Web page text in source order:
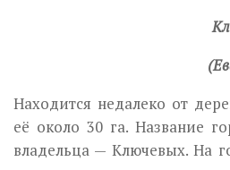
Находится недалеко от
её около 30 га. Название
владельца — Ключевых. На